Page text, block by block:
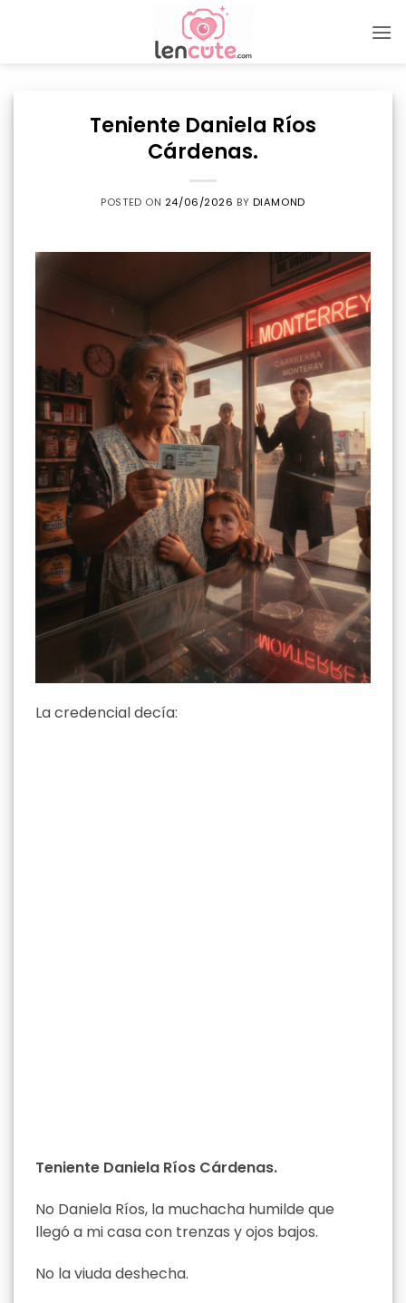
Teniente Daniela Ríos
Cárdenas.
POSTED ON 24/06/2026 BY DIAMOND
La credencial decía:
Teniente Daniela Ríos Cárdenas.
No Daniela Ríos, la muchacha humilde que
llegó a mi casa con trenzas y ojos bajos.
No la viuda deshecha.